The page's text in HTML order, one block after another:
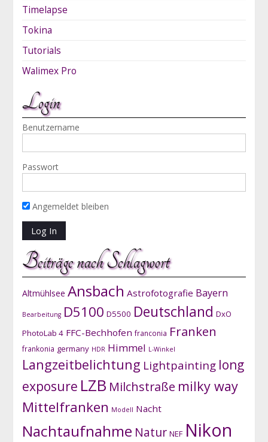
Timelapse
Tokina
Tutorials
Walimex Pro
Login
Benutzername
Passwort
Angemeldet bleiben
Beiträge nach Schlagwort
Altmühlsee Ansbach Astrofotografie Bayern
Bearbeitung D5100 D5500 Deutschland DxO
PhotoLab 4 FFC-Bechhofen franconia Franken
frankonia germany HDR Himmel L-Winkel
Langzeitbelichtung Lightpainting long
exposure LZB Milchstraße milky way
Mittelfranken Modell Nacht
Nachtaufnahme Natur NEF Nikon